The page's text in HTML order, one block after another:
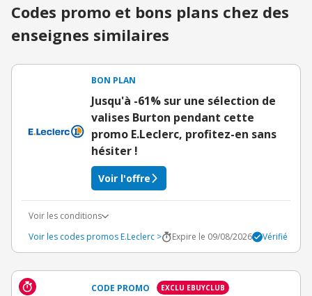
Codes promo et bons plans chez des
enseignes similaires
BON PLAN
Jusqu'à -61% sur une sélection de
valises Burton pendant cette
promo E.Leclerc, profitez-en sans
hésiter !
Voir l'offre
Voir les conditions
Voir les codes promos E.Leclerc >
Expire le 09/08/2026 Vérifié
CODE PROMO EXCLU EBUYCLUB